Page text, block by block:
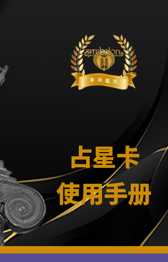
占星卡
使用手册